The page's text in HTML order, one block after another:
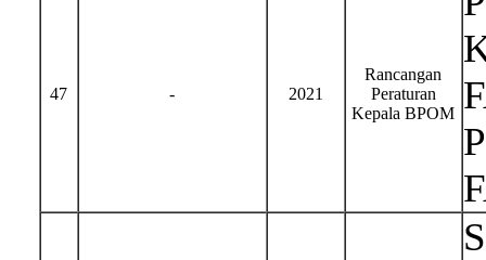
47 - 2021
Rancangan
Peraturan
Kepala BPOM